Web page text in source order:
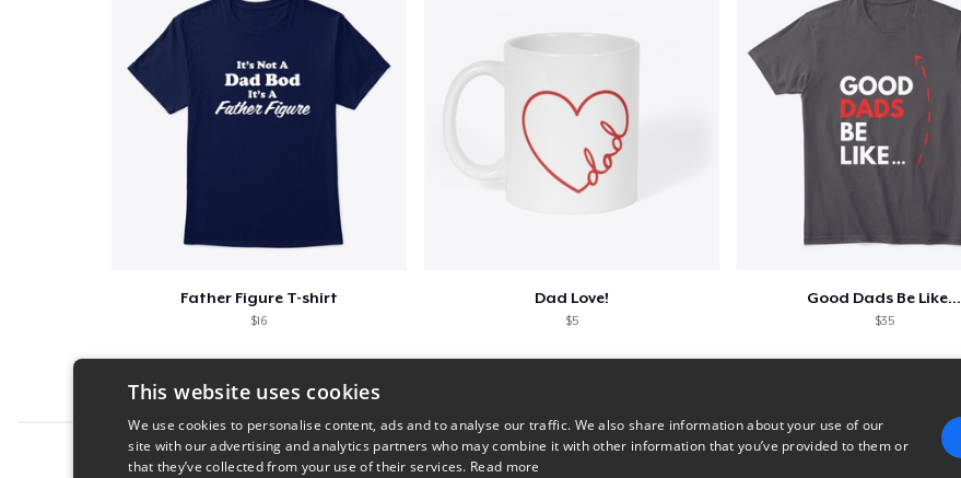
Father Figure T-shirt
$16
Dad Love!
$5
Good Dads Be Like...
$35
Report this product
This website uses cookies
We use cookies to personalise content, ads and to analyse our traffic. We also share information about your use of our
site with our advertising and analytics partners who may combine it with other information that you’ve provided to them or
that they’ve collected from your use of their services. Read more